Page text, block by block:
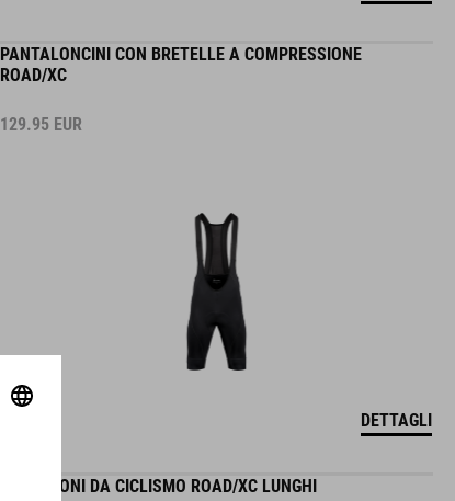
PANTALONCINI CON BRETELLE A COMPRESSIONE
ROAD/XC
129.95 EUR
DETTAGLI
PANTALONI DA CICLISMO ROAD/XC LUNGHI